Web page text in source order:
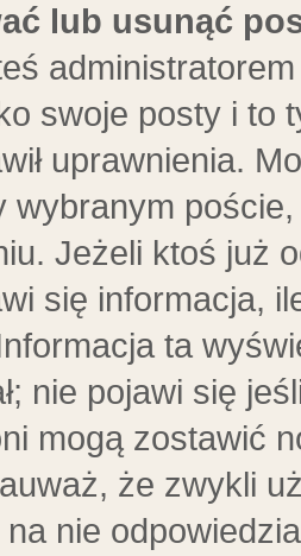
lub usunąć
swoje posty i to
uprawnienia.
wybranym
Jeżeli ktoś już
się informacja,
ta
nie pojawi się
mogą zostawić
że zwykli
nie